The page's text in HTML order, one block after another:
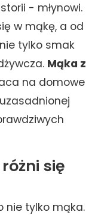
- młynowi.
w mąkę, a od
tylko smak
Mąka z
na domowe
się
nie tylko mąka.